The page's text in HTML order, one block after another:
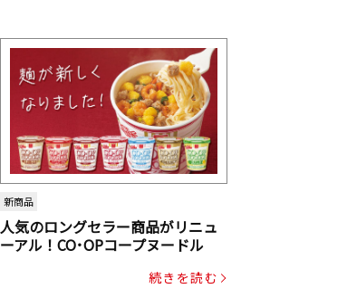
新商品
人気のロングセラー商品がリニュ
ーアル！CO･OPコープヌードル
続きを読む